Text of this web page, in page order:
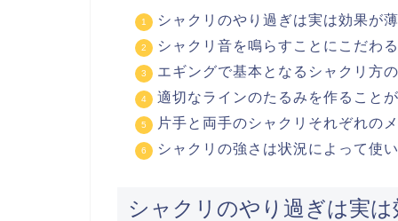
シャクリのやり過ぎは実は効果が
シャクリ音を鳴らすことにこだわ
エギングで基本となるシャクリ方
適切なラインのたるみを作ること
片手と両手のシャクリそれぞれの
シャクリの強さは状況によって使
シャクリのやり過ぎは実